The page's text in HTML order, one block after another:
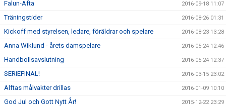
Falun-Afta 2016-09-18 11:07
Träningstider 2016-08-26 01:31
Kickoff med styrelsen, ledare, föräldrar och spelare 2016-08-23 13:28
Anna Wiklund - årets damspelare 2016-05-24 12:46
Handbollsavslutning 2016-05-24 12:37
SERIEFINAL! 2016-03-15 23:02
Alftas målvakter drillas 2016-01-09 10:10
God Jul och Gott Nytt År! 2015-12-22 23:29